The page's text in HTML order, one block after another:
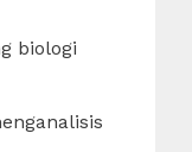
biologi